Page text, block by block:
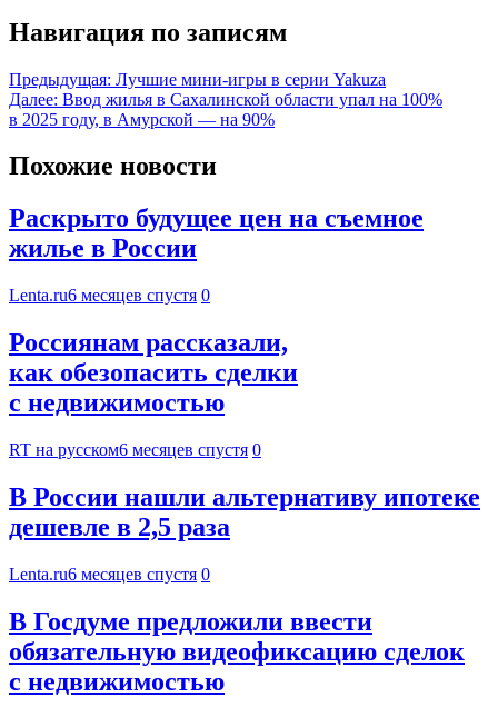
Навигация по записям
Предыдущая: Лучшие мини-игры в серии Yakuza
Далее: Ввод жилья в Сахалинской области упал на 100%
в 2025 году, в Амурской — на 90%
Похожие новости
Раскрыто будущее цен на съемное
жилье в России
Lenta.ru6 месяцев спустя 0
Россиянам рассказали,
как обезопасить сделки
с недвижимостью
RT на русском6 месяцев спустя 0
В России нашли альтернативу ипотеке
дешевле в 2,5 раза
Lenta.ru6 месяцев спустя 0
В Госдуме предложили ввести
обязательную видеофиксацию сделок
с недвижимостью